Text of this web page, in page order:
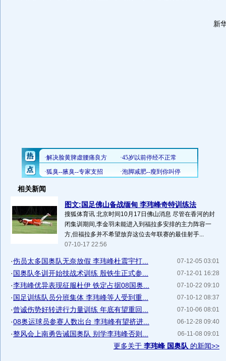
新华
相关新闻
图文:国足佛山备战缅甸 李玮峰奇特训练法
搜狐体育讯 北京时间10月17日佛山消息 尽管在香河的封
闭集训期间,李金羽未能进入到福拉多安排的主力阵容一
方,但福拉多并不希望放弃这位去年联赛的最佳射手...
07-10-17 22:56
07-12-05 03:01
·伤员太多国奥队无奈放假 李玮峰杜震宇打...
07-12-01 16:28
·国奥队冬训开始技战术训练 殷铁生正式参...
07-10-22 09:10
·李玮峰优异表现征服杜伊 铁定占据08国奥...
07-10-12 08:37
·国足训练队员分班集体 李玮峰等人受到重...
07-10-06 08:01
·曾诚伤势好转进行力量训练 年底有望重回...
06-12-28 09:40
·08奥运球员参赛人数出台 李玮峰有望挤进...
06-11-08 09:01
·整风会上南勇告诫国奥队 别学李玮峰否则...
更多关于 李玮峰 国奥队 的新闻>>